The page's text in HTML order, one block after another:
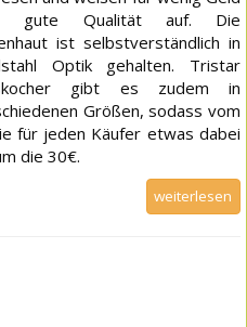
gute Qualität auf. Die
ist selbstverständlich in
Optik gehalten. Tristar
gibt es zudem in
Größen, sodass vom
für jeden Käufer etwas dabei
die 30€.
weiterlesen